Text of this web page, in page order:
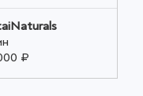
₽